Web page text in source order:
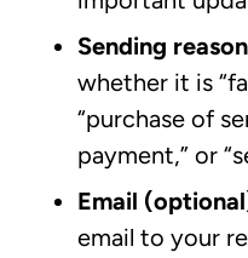
Sending
whether it is
“purchase of
payment,” or
Email
email to your